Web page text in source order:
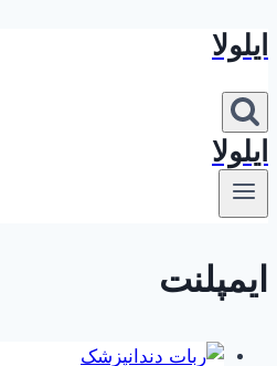
بازگشت
محتوا
ایلولا
ایلولا
ایمپلنت